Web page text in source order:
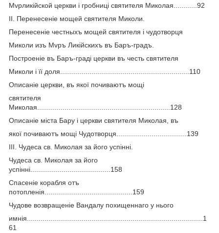
Мvрликiйской церкви і гробниці святителя Миколая............92
ІІ. Перенесеніе мощей святителя Миколи.
Перенесеніе честныхъ мощей святителя і чудотворця
Миколи изъ Мvръ Ликійскихъ въ Баръ-градъ.
Построеніе въ Баръ-граді церкви въ честь святителя
Миколи і її доля..................................................................110
Описаніе церкви, въ якої почиваютъ мощі
святителя
Миколая....................................................................128
Описаніе міста Бару і церкви святителя Миколая, въ
якої почиваютъ мощі Чудотворця....................................139
ІІІ. Чудеса св. Миколая за його успінні.
Чудеса св. Миколая за його
успінні.........................................158
Спасеніе корабля отъ
потопленія.............................................159
Чудове возвращеніе Вандалу похищеннаго у нього
имнія..........................................................................................1
61